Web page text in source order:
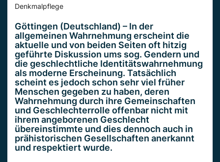
Denkmalpflege
Göttingen (Deutschland) – In der
allgemeinen Wahrnehmung erscheint die
aktuelle und von beiden Seiten oft hitzig
geführte Diskussion ums sog. Gendern und
die geschlechtliche Identitätswahrnehmung
als moderne Erscheinung. Tatsächlich
scheint es jedoch schon sehr viel früher
Menschen gegeben zu haben, deren
Wahrnehmung durch ihre Gemeinschaften
und Geschlechterrolle offenbar nicht mit
ihrem angeborenen Geschlecht
übereinstimmte und dies dennoch auch in
prähistorischen Gesellschaften anerkannt
und respektiert wurde.